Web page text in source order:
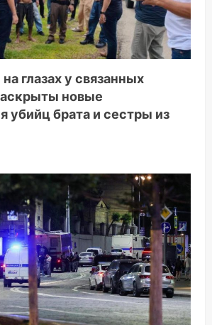
глазах у связанных
новые
убийц брата и сестры из